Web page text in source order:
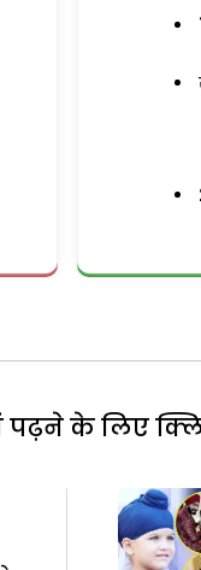
पढ़ने के लिए